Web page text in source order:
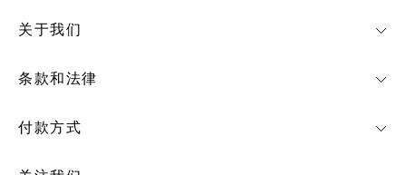
付款方式
关于我们
条款和法律